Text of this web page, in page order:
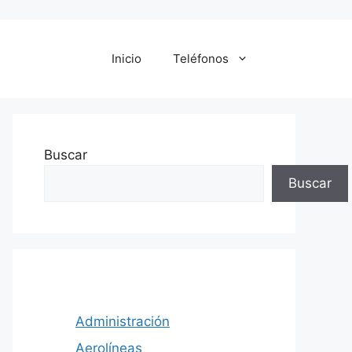
Inicio Teléfonos
Buscar
Buscar
Administración
Aerolíneas